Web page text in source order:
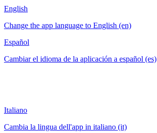
English
Change the app language to English (en)
Español
Cambiar el idioma de la aplicación a español (es)
Italiano
Cambia la lingua dell'app in italiano (it)